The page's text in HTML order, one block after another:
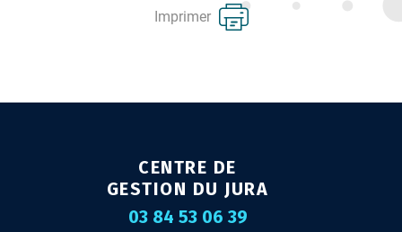
Imprimer
CENTRE DE
GESTION DU JURA
03 84 53 06 39